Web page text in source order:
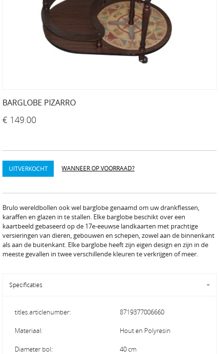
BARGLOBE PIZARRO
€ 149.00
UITVERKOCHT WANNEER OP VOORRAAD?
Brulo wereldbollen ook wel barglobe genaamd om uw drankflessen,
karaffen en glazen in te stallen. Elke barglobe beschikt over een
kaartbeeld gebaseerd op de 17e-eeuwse landkaarten met prachtige
versieringen van dieren, gebouwen en schepen, zowel aan de binnenkant
als aan de buitenkant. Elke barglobe heeft zijn eigen design en zijn in de
meeste gevallen in twee verschillende kleuren te verkrijgen of meer.
Specificaties
titles.articlenumber: 8719377006660
Materiaal: Hout en Polyresin
Diameter bol: 40 cm